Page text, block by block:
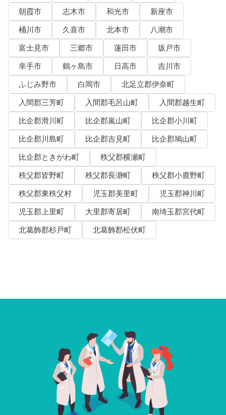
朝霞市
志木市 和光市
新座市
桶川市
久喜市 北本市
八潮市
富士見市
三郷市 蓮田市
坂戸市
幸手市
鶴ヶ島市 日高市
吉川市
ふじみ野市
白岡市
北足立郡伊奈町
入間郡三芳町
入間郡毛呂山町
入間郡越生町
比企郡滑川町
比企郡嵐山町
比企郡小川町
比企郡川島町
比企郡吉見町
比企郡鳩山町
比企郡ときがわ町
秩父郡横瀬町
秩父郡皆野町
秩父郡長瀞町
秩父郡小鹿野町
秩父郡東秩父村
児玉郡美里町
児玉郡神川町
児玉郡上里町
大里郡寄居町
南埼玉郡宮代町
北葛飾郡杉戸町
北葛飾郡松伏町